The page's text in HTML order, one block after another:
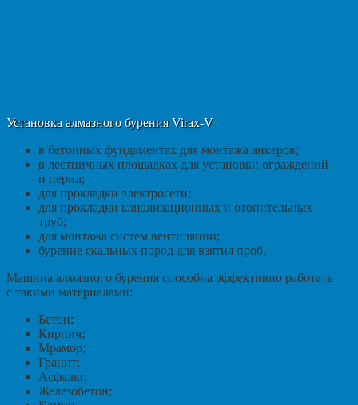
Установка алмазного бурения Virax-V
в бетонных фундаментах для монтажа анкеров;
в лестничных площадках для установки ограждений
и перил;
для прокладки электросети;
для прокладки канализационных и отопительных
труб;
для монтажа систем вентиляции;
бурение скальных пород для взятия проб.
Машина алмазного бурения способна эффективно работать
с такими материалами:
Бетон;
Кирпич;
Мрамор;
Гранит;
Асфальт;
Железобетон;